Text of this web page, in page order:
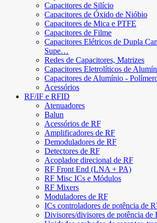
Capacitores de Silício
Capacitores de Óxido de Nióbio
Capacitores de Mica e PTFE
Capacitores de Filme
Capacitores Elétricos de Dupla
Supe…
Redes de Capacitores, Matrizes
Capacitores Eletrolíticos de
Capacitores de Alumínio -
Acessórios
RF/IF e RFID
Atenuadores
Balun
Acessórios de RF
Amplificadores de RF
Demoduladores de RF
Detectores de RF
Acoplador direcional de RF
RF Front End (LNA + PA)
RF Misc ICs e Módulos
RF Mixers
Moduladores de RF
ICs controladores de potência de
Divisores/divisores de potência de